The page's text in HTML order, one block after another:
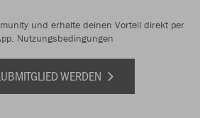
und erhalte deinen Vorteil direkt per
Nutzungsbedingungen
WERDEN